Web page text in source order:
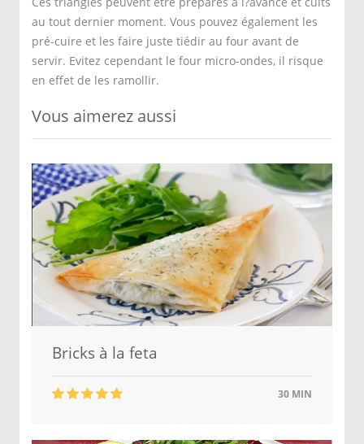
au tout dernier moment. Vous pouvez également les
pré-cuire et les faire juste tiédir au four avant de
servir. Evitez cependant le four micro-ondes, il risque
en effet de les ramollir.
Vous aimerez aussi
Bricks à la feta
30 MIN